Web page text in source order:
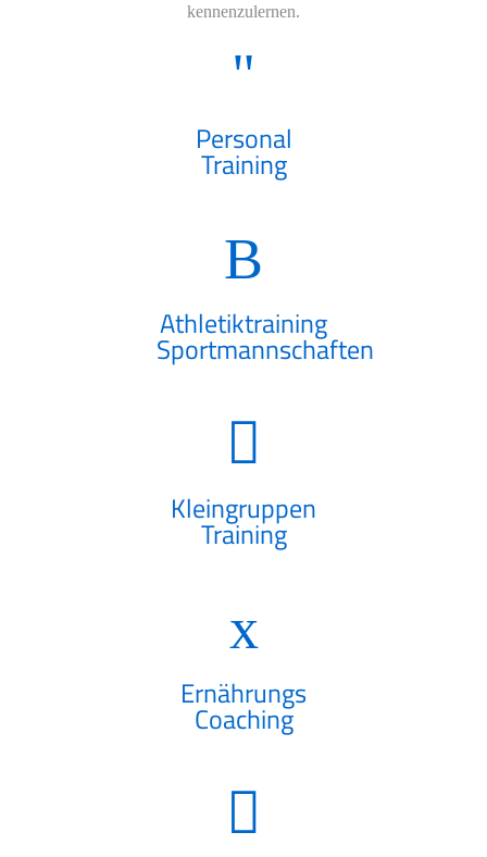
kennenzulernen.
Personal
Training
Athletiktraining
Sportmannschaften
Kleingruppen
Training
Ernährungs
Coaching